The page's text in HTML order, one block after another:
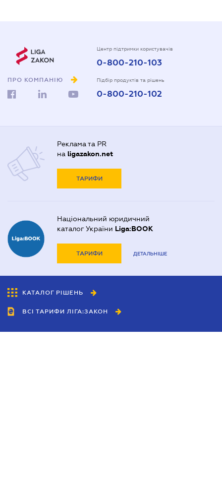
ПРО КОМПАНІЮ
Центр підтримки користувачів
0-800-210-103
Підбір продуктів та рішень
0-800-210-102
Реклама та PR
на ligazakon.net
ТАРИФИ
Національний юридичний
каталог України Liga:BOOK
ТАРИФИ ДЕТАЛЬНІШЕ
КАТАЛОГ РІШЕНЬ
ВСІ ТАРИФИ ЛІГА:ЗАКОН